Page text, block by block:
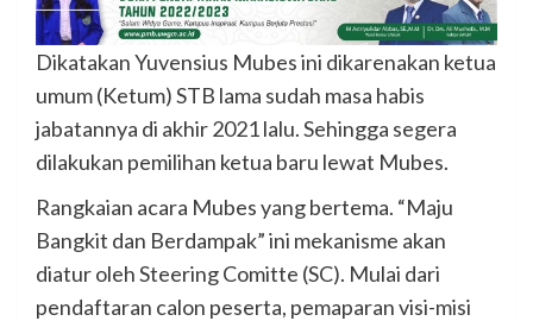
Dikatakan Yuvensius Mubes ini dikarenakan ketua
umum (Ketum) STB lama sudah masa habis
jabatannya di akhir 2021 lalu. Sehingga segera
dilakukan pemilihan ketua baru lewat Mubes.
Rangkaian acara Mubes yang bertema. “Maju
Bangkit dan Berdampak” ini mekanisme akan
diatur oleh Steering Comitte (SC). Mulai dari
pendaftaran calon peserta, pemaparan visi-misi